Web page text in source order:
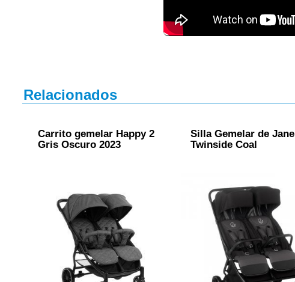
Relacionados
Carrito gemelar Happy 2
Gris Oscuro 2023
Silla Gemelar de Jane
Twinside Coal